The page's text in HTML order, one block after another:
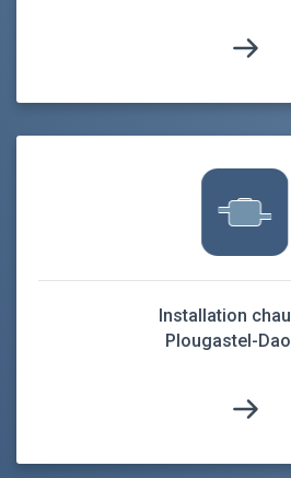
Installation
Plougastel-